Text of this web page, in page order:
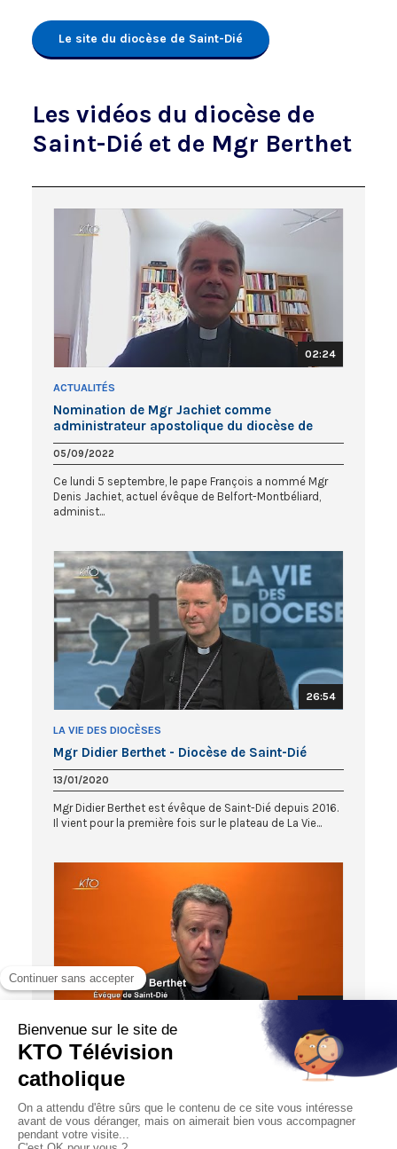
Le site du diocèse de Saint-Dié
Les vidéos du diocèse de
Saint-Dié et de Mgr Berthet
02:24
ACTUALITÉS
Nomination de Mgr Jachiet comme
administrateur apostolique du diocèse de
Saint-Dié
05/09/2022
Ce lundi 5 septembre, le pape François a nommé Mgr
Denis Jachiet, actuel évêque de Belfort-Montbéliard,
administ...
26:54
LA VIE DES DIOCÈSES
Mgr Didier Berthet - Diocèse de Saint-Dié
13/01/2020
Mgr Didier Berthet est évêque de Saint-Dié depuis 2016.
Il vient pour la première fois sur le plateau de La Vie...
MESSAGES D'EVEQUES
Mgr Didier Berthet : « Le souhait que nous
avons à nous adresser s’enracine dans
21/12/2020
Mgr Didier Berthet, évêque de Saint-Dié, partage ses